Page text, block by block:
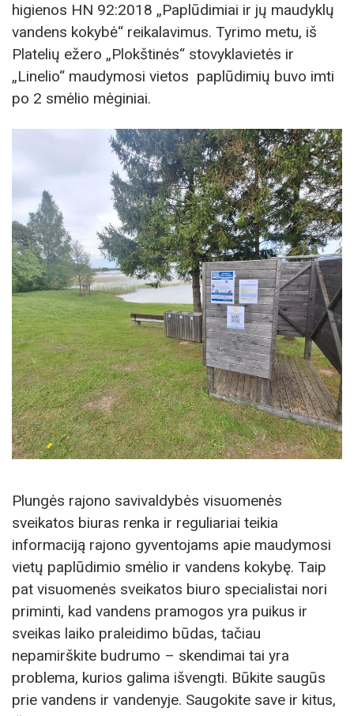
higienos HN 92:2018 „Paplūdimiai ir jų maudyklų
vandens kokybė“ reikalavimus. Tyrimo metu, iš
Platelių ežero „Plokštinės“ stovyklavietės ir
„Linelio“ maudymosi vietos paplūdimių buvo imti
po 2 smėlio mėginiai.
Plungės rajono savivaldybės visuomenės
sveikatos biuras renka ir reguliariai teikia
informaciją rajono gyventojams apie maudymosi
vietų paplūdimio smėlio ir vandens kokybę. Taip
pat visuomenės sveikatos biuro specialistai nori
priminti, kad vandens pramogos yra puikus ir
sveikas laiko praleidimo būdas, tačiau
nepamirškite budrumo – skendimai tai yra
problema, kurios galima išvengti. Būkite saugūs
prie vandens ir vandenyje. Saugokite save ir kitus,